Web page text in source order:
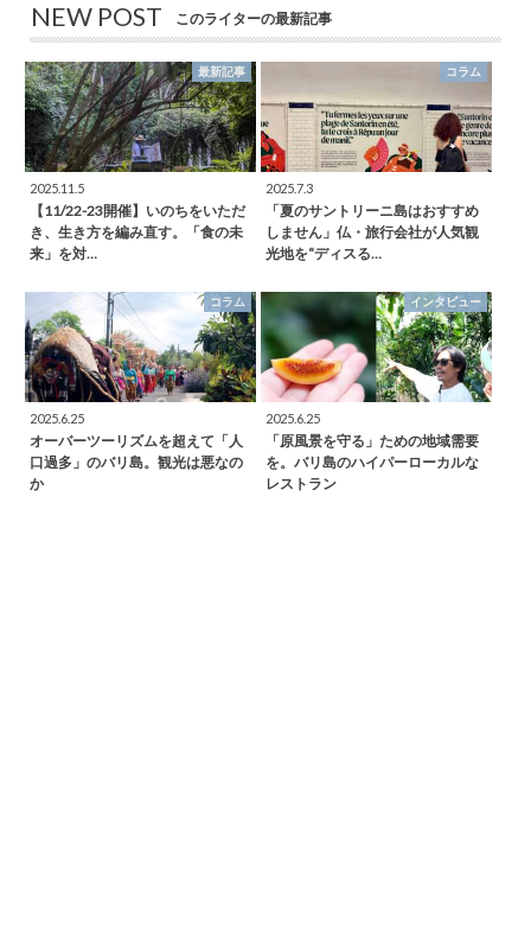
NEW POST このライターの最新記事
最新記事
2025.11.5
【11/22-23開催】いのちをいただ
き、生き方を編み直す。「食の未
来」を対…
コラム
2025.7.3
「夏のサントリーニ島はおすすめ
しません」仏・旅行会社が人気観
光地を“ディスる…
コラム
2025.6.25
オーバーツーリズムを超えて「人
口過多」のバリ島。観光は悪なの
か
インタビュー
2025.6.25
「原風景を守る」ための地域需要
を。バリ島のハイパーローカルな
レストラン